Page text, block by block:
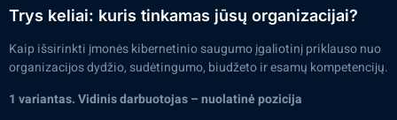
Trys keliai: kuris tinkamas jūsų organizacijai?
Kaip išsirinkti įmonės kibernetinio saugumo įgaliotinį priklauso nuo
organizacijos dydžio, sudėtingumo, biudžeto ir esamų kompetencijų.
1 variantas. Vidinis darbuotojas – nuolatinė pozicija